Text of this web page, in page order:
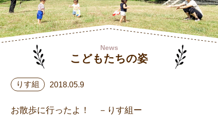
News
こどもたちの姿
りす組 2018.05.9
お散歩に行ったよ！ －りす組ー